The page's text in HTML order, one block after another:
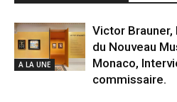
A LA UNE
Victor
du Nouveau
Monaco,
commissaire.